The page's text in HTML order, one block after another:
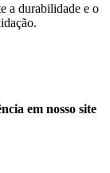
a durabilidade e o
em nosso site